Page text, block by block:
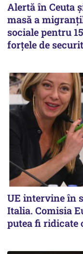
Alertă în Ceuta
masă a
sociale pentru
forțele de
UE intervine în
Italia. Comisia
putea fi ridicate